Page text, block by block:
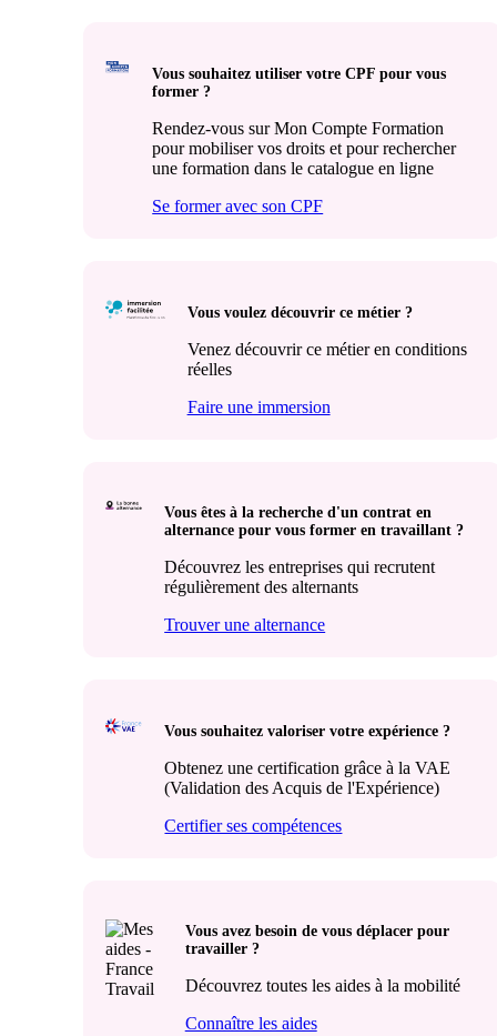
Vous souhaitez utiliser votre CPF pour vous
former ?
Rendez-vous sur Mon Compte Formation
pour mobiliser vos droits et pour rechercher
une formation dans le catalogue en ligne
Se former avec son CPF
Vous voulez découvrir ce métier ?
Venez découvrir ce métier en conditions
réelles
Faire une immersion
Vous êtes à la recherche d'un contrat en
alternance pour vous former en travaillant ?
Découvrez les entreprises qui recrutent
régulièrement des alternants
Trouver une alternance
Vous souhaitez valoriser votre expérience ?
Obtenez une certification grâce à la VAE
(Validation des Acquis de l'Expérience)
Certifier ses compétences
Vous avez besoin de vous déplacer pour
travailler ?
Découvrez toutes les aides à la mobilité
Connaître les aides